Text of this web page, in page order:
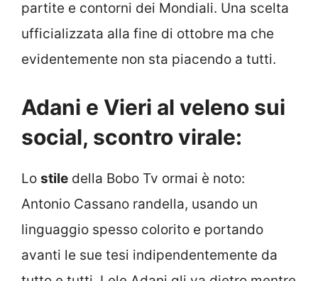
partite e contorni dei Mondiali. Una scelta
ufficializzata alla fine di ottobre ma che
evidentemente non sta piacendo a tutti.
Adani e Vieri al veleno sui
social, scontro virale:
Lo stile della Bobo Tv ormai è noto:
Antonio Cassano randella, usando un
linguaggio spesso colorito e portando
avanti le sue tesi indipendentemente da